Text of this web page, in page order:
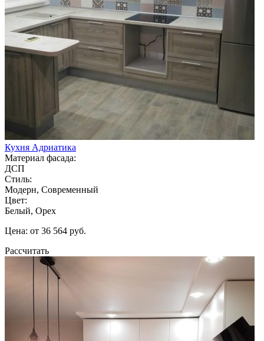
Кухня Адриатика
Материал фасада:
ДСП
Стиль:
Модерн, Современный
Цвет:
Белый, Орех
Цена: от 36 564 руб.
Рассчитать